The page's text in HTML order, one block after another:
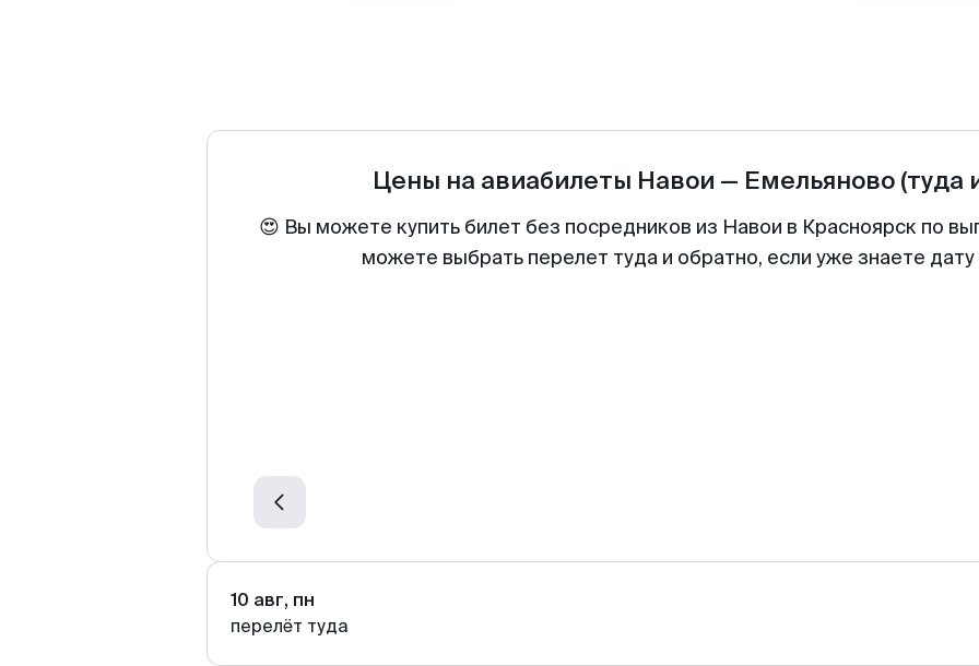
Цены на авиабилеты Навои — Емельяново (туда
😍 Вы можете купить билет без посредников из Навои в Красноярск по
можете выбрать перелет туда и обратно, если уже знаете
10 авг, пн
перелёт туда